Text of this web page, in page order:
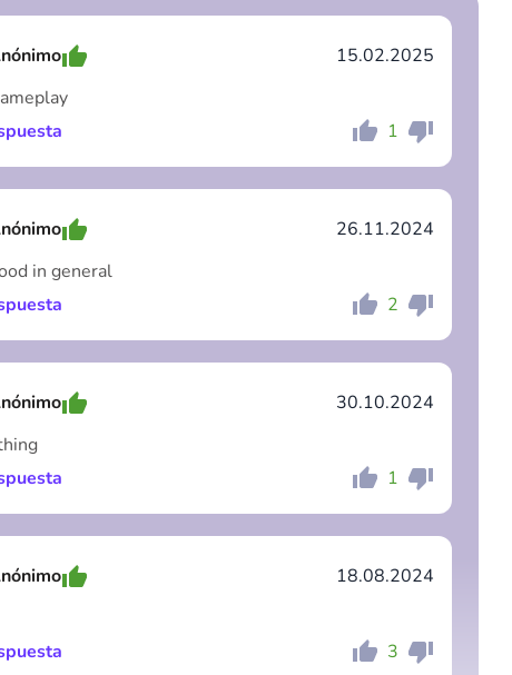
15.02.2025
1
Cancelar Comentario
26.11.2024
in general
2
Cancelar Comentario
30.10.2024
1
18.08.2024
3